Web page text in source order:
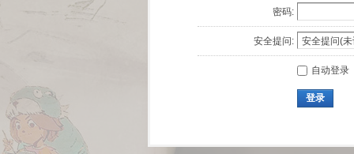
密码:
安全提问:
自动登录
登录